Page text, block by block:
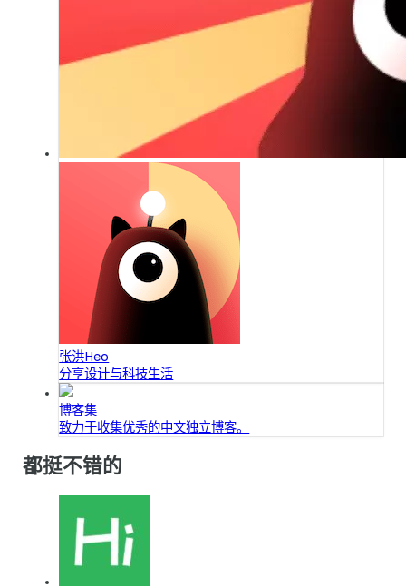
张洪Heo
分享设计与科技生活
博客集
致力于收集优秀的中文独立博客。
都挺不错的